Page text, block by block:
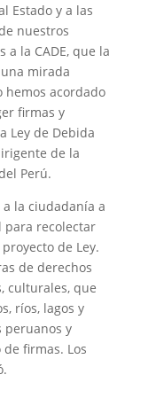
Estado y a las
nuestros
a la CADE, que la
mirada
hemos acordado
firmas y
Ley de Debida
de la
Perú.
la ciudadanía a
para recolectar
de Ley.
de derechos
culturales, que
ríos, lagos y
peruanos y
firmas. Los